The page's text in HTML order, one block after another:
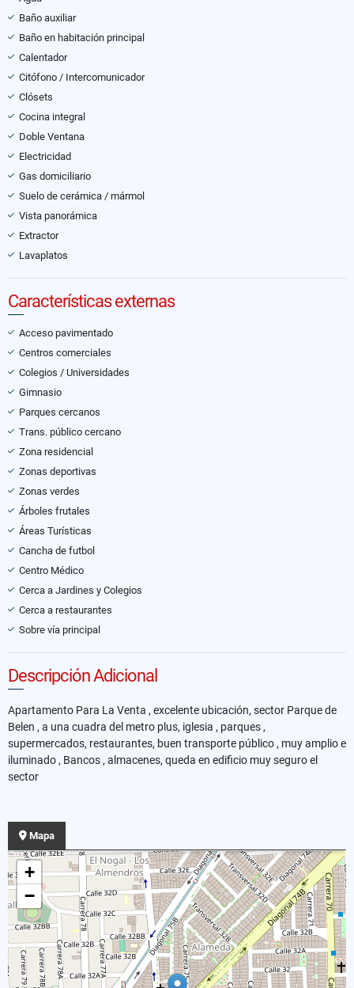
Baño auxiliar
Baño en habitación principal
Calentador
Citófono / Intercomunicador
Clósets
Cocina integral
Doble Ventana
Electricidad
Gas domiciliario
Suelo de cerámica / mármol
Vista panorámica
Extractor
Lavaplatos
Características externas
Acceso pavimentado
Centros comerciales
Colegios / Universidades
Gimnasio
Parques cercanos
Trans. público cercano
Zona residencial
Zonas deportivas
Zonas verdes
Árboles frutales
Áreas Turísticas
Cancha de futbol
Centro Médico
Cerca a Jardines y Colegios
Cerca a restaurantes
Sobre vía principal
Descripción Adicional
Apartamento Para La Venta , excelente ubicación, sector Parque de
Belen , a una cuadra del metro plus, iglesia , parques ,
supermercados, restaurantes, buen transporte público , muy amplio e
iluminado , Bancos , almacenes, queda en edificio muy seguro el
sector
Mapa
+
−